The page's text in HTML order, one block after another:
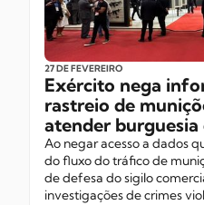
27 DE FEVEREIRO
Exército nega
rastreio de
atender burguesia
Ao negar acesso a dados
do fluxo do tráfico de
de defesa do sigilo
investigações de crimes